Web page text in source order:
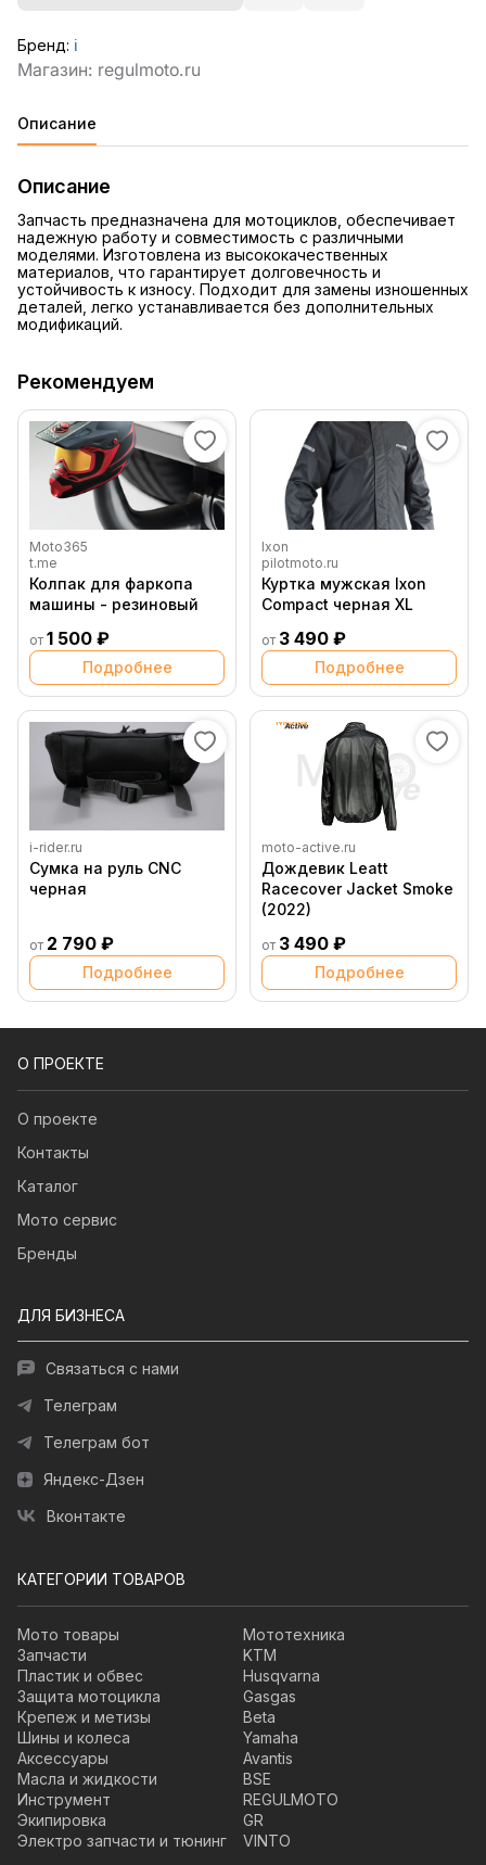
Бренд: ℹ️
Описание
Описание
Запчасть предназначена для мотоциклов, обеспечивает
надежную работу и совместимость с различными
моделями. Изготовлена из высококачественных
материалов, что гарантирует долговечность и
устойчивость к износу. Подходит для замены изношенных
деталей, легко устанавливается без дополнительных
модификаций.
Рекомендуем
Moto365
t.me
Колпак для фаркопа
машины - резиновый
от 1 500 ₽
Подробнее
Ixon
pilotmoto.ru
Куртка мужская Ixon
Compact черная XL
от 3 490 ₽
Подробнее
i-rider.ru
Сумка на руль CNC
черная
от 2 790 ₽
Подробнее
moto-active.ru
Дождевик Leatt
Racecover Jacket Smoke
(2022)
от 3 490 ₽
Подробнее
О ПРОЕКТЕ
О проекте
Контакты
Каталог
Мото сервис
Бренды
ДЛЯ БИЗНЕСА
Связаться с нами
Телеграм
Телеграм бот
Яндекс-Дзен
Вконтакте
КАТЕГОРИИ ТОВАРОВ
Мото товары
Запчасти
Пластик и обвес
Защита мотоцикла
Крепеж и метизы
Шины и колеса
Аксессуары
Масла и жидкости
Инструмент
Экипировка
Электро запчасти и тюнинг
Мототехника
KTM
Husqvarna
Gasgas
Beta
Yamaha
Avantis
BSE
REGULMOTO
GR
VINTO